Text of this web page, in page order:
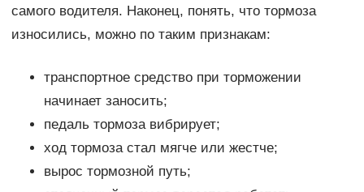
самого водителя. Наконец, понять, что тормоза
износились, можно по таким признакам:
транспортное средство при торможении
начинает заносить;
педаль тормоза вибрирует;
ход тормоза стал мягче или жестче;
вырос тормозной путь;